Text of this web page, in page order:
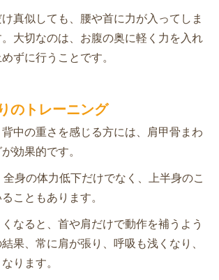
真似しても、腰や首に力が入ってしま
大切なのは、お腹の奥に軽く力を入れ
ずに行うことです。
のトレーニング
中の重さを感じる方には、肩甲骨まわ
効果的です。
身の体力低下だけでなく、上半身のこ
こともあります。
なると、首や肩だけで動作を補うよう
果、常に肩が張り、呼吸も浅くなり、
ります。